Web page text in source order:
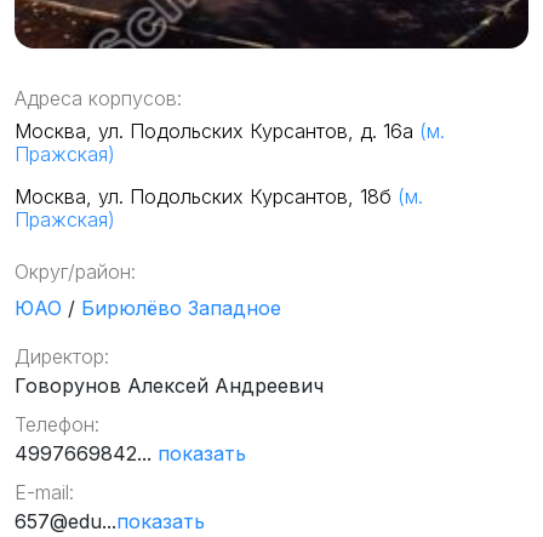
Адреса корпусов:
Москва, ул. Подольских Курсантов, д. 16а (м.
Пражская)
Москва, ул. Подольских Курсантов, 18б (м.
Пражская)
Округ/район:
ЮАО / Бирюлёво Западное
Директор:
Говорунов Алексей Андреевич
Телефон:
4997669842... показать
E-mail:
657@edu...показать